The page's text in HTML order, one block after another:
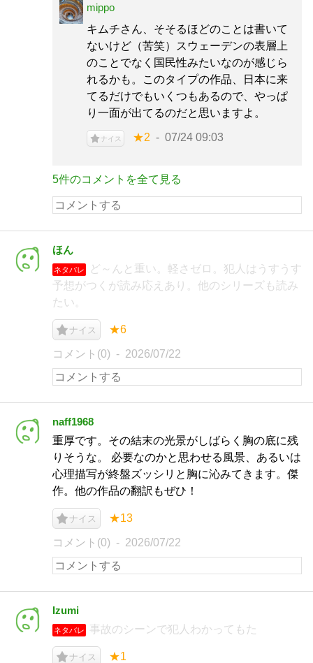
mippo
キムチさん、そそるほどのことは書いて
ないけど（苦笑）スウェーデンの表層上
のことでなく国民性みたいなのが感じら
れるかも。このタイプの作品、日本に来
てるだけでもいくつもあるので、やっぱ
り一面が出てるのだと思いますよ。
ナイス ★2 07/24 09:03
5件のコメントを全て見る
ほん
ネタバレ
ど～んと重い。軽さゼロ。犯人はうすうす
予想がつくが読み応えあり。他のシリーズも読み
たい。
ナイス ★6
コメント(0) 2026/07/22
naff1968
重厚です。その結末の光景がしばらく胸の底に残
りそうな。 必要なのかと思わせる風景、あるいは
心理描写が終盤ズッシリと胸に沁みてきます。傑
作。他の作品の翻訳もぜひ！
ナイス ★13
コメント(0) 2026/07/22
Izumi
ネタバレ 事故のシーンで犯人わかってもた
ナイス ★1